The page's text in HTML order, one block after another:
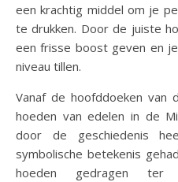
een krachtig middel om je
te drukken. Door de juiste
een frisse boost geven en
niveau tillen.
Vanaf de hoofddoeken van
hoeden van edelen in de
door de geschiedenis
symbolische betekenis
hoeden gedragen ter